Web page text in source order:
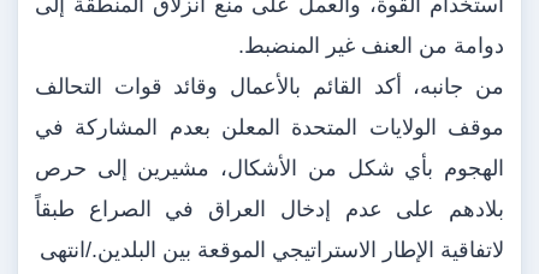
دوامة من العنف غير المنضبط.
من جانبه، أكد القائم بالأعمال وقائد قوات التحالف
موقف الولايات المتحدة المعلن بعدم المشاركة في
الهجوم بأي شكل من الأشكال، مشيرين إلى حرص
بلادهم على عدم إدخال العراق في الصراع طبقاً
لاتفاقية الإطار الاستراتيجي الموقعة بين البلدين./انتهى